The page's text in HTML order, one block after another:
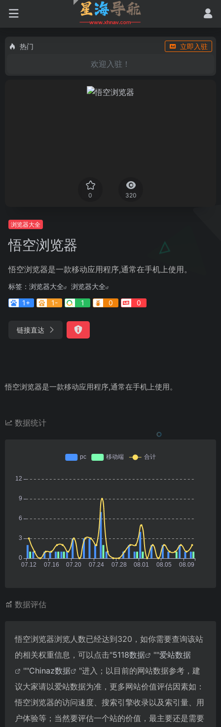
热门 立即入驻
欢迎入驻！
0 320
浏览器大全
悟空浏览器
悟空浏览器是一款移动应用程序,通常在手机上使用。
标签： 浏览器大全
浏览器大全
1+
1- 1 0 0
链接直达
悟空浏览器是一款移动应用程序,通常在手机上使用。
数据统计
数据评估
悟空浏览器浏览人数已经达到320，如你需要查询该站
的相关权重信息，可以点击"5118数据 ""爱站数据
""Chinaz数据
"进入；以目前的网站数据参考，建
议大家请以爱站数据为准，更多网站价值评估因素如：
悟空浏览器的访问速度、搜索引擎收录以及索引量、用
户体验等；当然要评估一个站的价值，最主要还是需要